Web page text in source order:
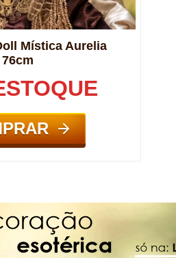
Mística Aurelia
76cm